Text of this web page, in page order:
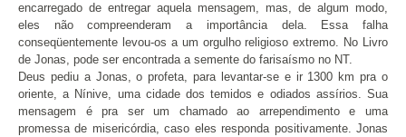
encarregado de entregar aquela mensagem, mas, de algum modo,
eles não compreenderam a importância dela. Essa falha
conseqüentemente levou-os a um orgulho religioso extremo. No Livro
de Jonas, pode ser encontrada a semente do farisaísmo no NT.
Deus pediu a Jonas, o profeta, para levantar-se e ir 1300 km pra o
oriente, a Nínive, uma cidade dos temidos e odiados assírios. Sua
mensagem é pra ser um chamado ao arrependimento e uma
promessa de misericórdia, caso eles responda positivamente. Jonas